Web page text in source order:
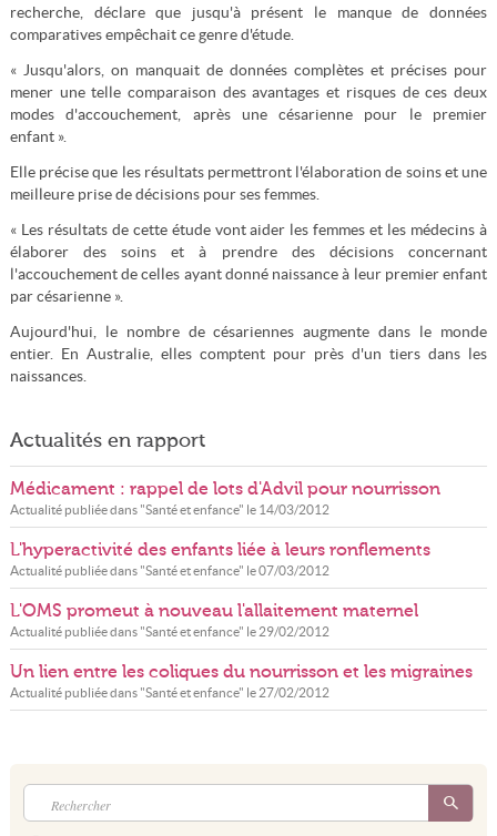
recherche, déclare que jusqu'à présent le manque de données
comparatives empêchait ce genre d'étude.
« Jusqu'alors, on manquait de données complètes et précises pour
mener une telle comparaison des avantages et risques de ces deux
modes d'accouchement, après une césarienne pour le premier
enfant ».
Elle précise que les résultats permettront l'élaboration de soins et une
meilleure prise de décisions pour ses femmes.
« Les résultats de cette étude vont aider les femmes et les médecins à
élaborer des soins et à prendre des décisions concernant
l'accouchement de celles ayant donné naissance à leur premier enfant
par césarienne ».
Aujourd'hui, le nombre de césariennes augmente dans le monde
entier. En Australie, elles comptent pour près d'un tiers dans les
naissances.
Actualités en rapport
Médicament : rappel de lots d'Advil pour nourrisson
Actualité publiée dans "Santé et enfance" le 14/03/2012
L'hyperactivité des enfants liée à leurs ronflements
Actualité publiée dans "Santé et enfance" le07/03/2012
L'OMS promeut à nouveau l'allaitement maternel
Actualité publiée dans "Santé et enfance" le 29/02/2012
Un lien entre les coliques du nourrisson et les migraines
Actualité publiée dans "Santé et enfance" le 27/02/2012